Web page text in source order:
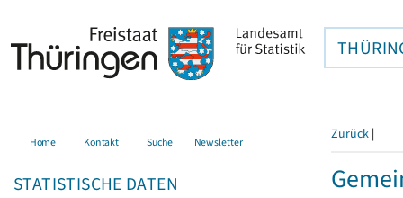
Home Kontakt Suche Newsletter
STATISTISCHE DATEN
Zurück |